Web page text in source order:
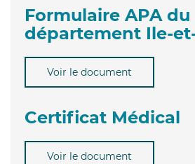
Formulaire APA du
département Ile-
Voir le document
Certificat Médical
Voir le document